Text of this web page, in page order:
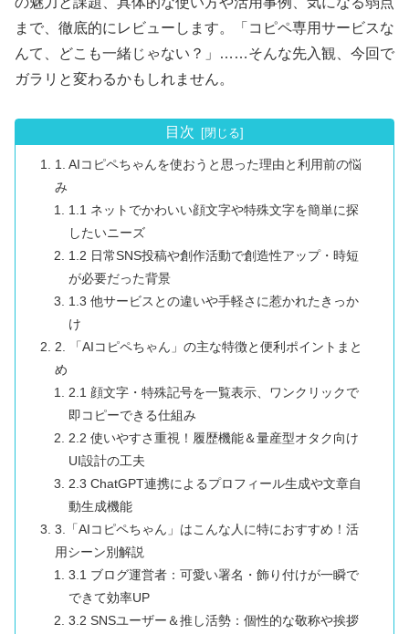
まで、徹底的にレビューします。「コピペ専用サービスな
んて、どこも一緒じゃない？」……そんな先入観、今回で
ガラリと変わるかもしれません。
目次
1. AIコピペちゃんを使おうと思った理由と利用前の悩
み
1.1 ネットでかわいい顔文字や特殊文字を簡単に探
したいニーズ
1.2 日常SNS投稿や創作活動で創造性アップ・時短
が必要だった背景
1.3 他サービスとの違いや手軽さに惹かれたきっか
け
2. 「AIコピペちゃん」の主な特徴と便利ポイントまと
め
2.1 顔文字・特殊記号を一覧表示、ワンクリックで
即コピーできる仕組み
2.2 使いやすさ重視！履歴機能＆量産型オタク向け
UI設計の工夫
2.3 ChatGPT連携によるプロフィール生成や文章自
動生成機能
3.「AIコピペちゃん」はこんな人に特におすすめ！活
用シーン別解説
3.1 ブログ運営者：可愛い署名・飾り付けが一瞬で
できて効率UP
3.2 SNSユーザー＆推し活勢：個性的な敬称や挨拶